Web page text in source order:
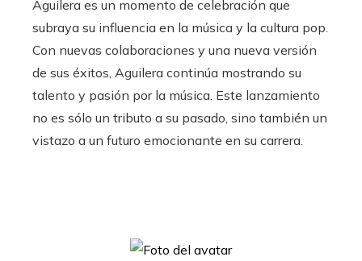
Aguilera es un momento de celebración que
subraya su influencia en la música y la cultura pop.
Con nuevas colaboraciones y una nueva versión
de sus éxitos, Aguilera continúa mostrando su
talento y pasión por la música. Este lanzamiento
no es sólo un tributo a su pasado, sino también un
vistazo a un futuro emocionante en su carrera.